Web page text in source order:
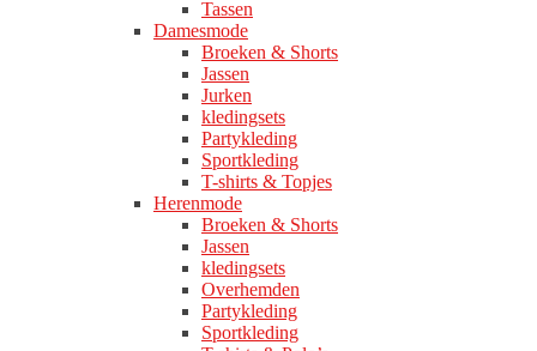
Tassen
Damesmode
Broeken & Shorts
Jassen
Jurken
kledingsets
Partykleding
Sportkleding
T-shirts & Topjes
Herenmode
Broeken & Shorts
Jassen
kledingsets
Overhemden
Partykleding
Sportkleding